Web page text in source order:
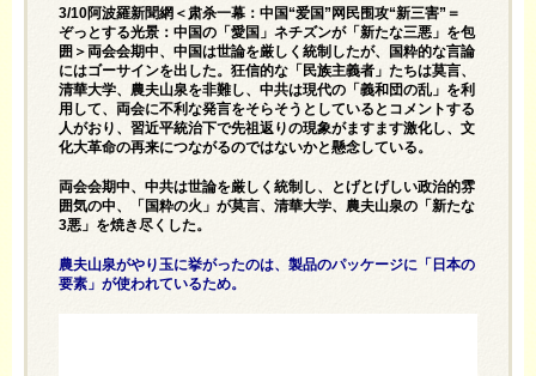
3/10阿波羅新聞網＜肃杀一幕：中国“爱国”网民围攻“新三害”＝
ぞっとする光景：中国の「愛国」ネチズンが「新たな三悪」を包
囲＞両会会期中、中国は世論を厳しく統制したが、国粋的な言論
にはゴーサインを出した。狂信的な「民族主義者」たちは莫言、
清華大学、農夫山泉を非難し、中共は現代の「義和団の乱」を利
用して、両会に不利な発言をそらそうとしているとコメントする
人がおり、習近平統治下で先祖返りの現象がますます激化し、文
化大革命の再来につながるのではないかと懸念している。
両会会期中、中共は世論を厳しく統制し、とげとげしい政治的雰
囲気の中、「国粋の火」が莫言、清華大学、農夫山泉の「新たな
3悪」を焼き尽くした。
農夫山泉がやり玉に挙がったのは、製品のパッケージに「日本の
要素」が使われているため。